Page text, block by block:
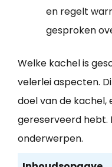
en regelt
gesproken
Welke kachel is
velerlei aspecten.
doel van de kachel,
gereserveerd hebt.
onderwerpen.